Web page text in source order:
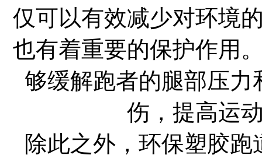
仅可以有效减少对环境
也有着重要的保护作用
够缓解跑者的腿部压
伤，提高运
除此之外，环保塑胶